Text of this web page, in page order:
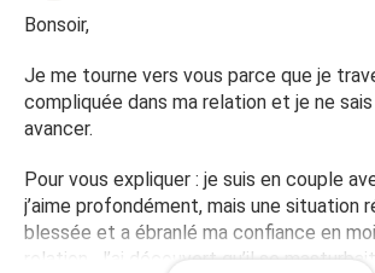
Bonsoir,
Je me tourne vers vous parce que je
compliquée dans ma relation et je ne
avancer.
Pour vous expliquer : je suis en couple
j’aime profondément, mais une situation
blessée et a ébranlé ma confiance en
relation. J’ai découvert qu’il se